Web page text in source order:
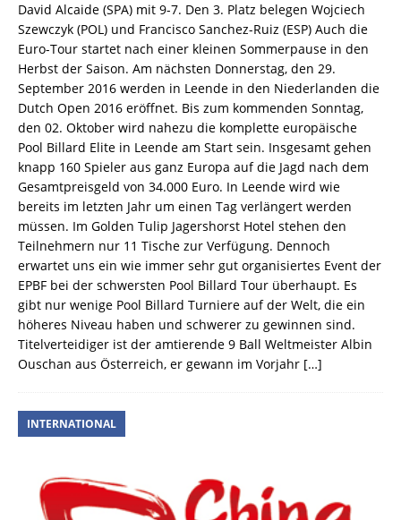
David Alcaide (SPA) mit 9-7. Den 3. Platz belegen Wojciech
Szewczyk (POL) und Francisco Sanchez-Ruiz (ESP) Auch die
Euro-Tour startet nach einer kleinen Sommerpause in den
Herbst der Saison. Am nächsten Donnerstag, den 29.
September 2016 werden in Leende in den Niederlanden die
Dutch Open 2016 eröffnet. Bis zum kommenden Sonntag,
den 02. Oktober wird nahezu die komplette europäische
Pool Billard Elite in Leende am Start sein. Insgesamt gehen
knapp 160 Spieler aus ganz Europa auf die Jagd nach dem
Gesamtpreisgeld von 34.000 Euro. In Leende wird wie
bereits im letzten Jahr um einen Tag verlängert werden
müssen. Im Golden Tulip Jagershorst Hotel stehen den
Teilnehmern nur 11 Tische zur Verfügung. Dennoch
erwartet uns ein wie immer sehr gut organisiertes Event der
EPBF bei der schwersten Pool Billard Tour überhaupt. Es
gibt nur wenige Pool Billard Turniere auf der Welt, die ein
höheres Niveau haben und schwerer zu gewinnen sind.
Titelverteidiger ist der amtierende 9 Ball Weltmeister Albin
Ouschan aus Österreich, er gewann im Vorjahr […]
INTERNATIONAL